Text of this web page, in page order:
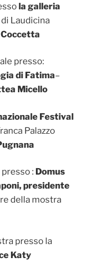
la galleria
di Laudicina
presso:
di Fatima–
Micello
Festival
Palazzo
: Domus
presidente
della mostra
presso la
Katy